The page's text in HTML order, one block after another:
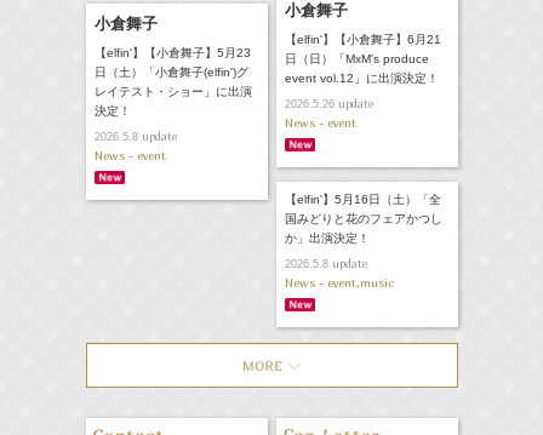
小倉舞子
【elfin'】【小倉舞子】6月21
日（日）「MxM's produce
event vol.12」に出演決定！
2026.5.26update
News - event
小倉舞子
【elfin'】【小倉舞子】5月23
日（土）「小倉舞子(elfin')グ
レイテスト・ショー」に出演
決定！
2026.5.8update
News - event
【elfin'】5月16日（土）「全
国みどりと花のフェアかつし
か」出演決定！
2026.5.8update
News - event,music